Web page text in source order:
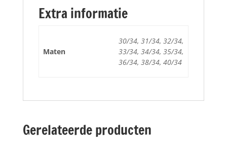
Extra informatie
Maten
30/34, 31/34, 32/34,
33/34, 34/34, 35/34,
36/34, 38/34, 40/34
Gerelateerde producten